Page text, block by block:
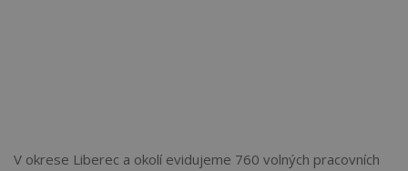
V okrese Liberec a okolí evidujeme 760 volných pracovních